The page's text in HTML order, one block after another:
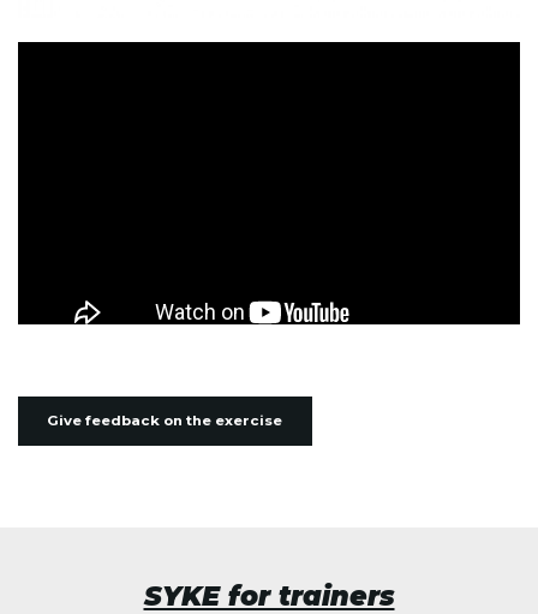
Give feedback on the exercise
SYKE for trainers